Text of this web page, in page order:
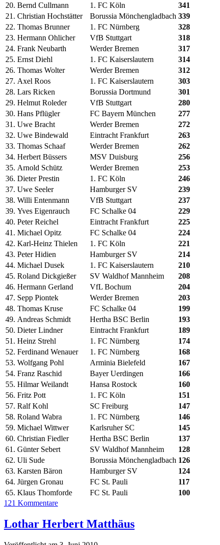
20. Bernd Cullmann 1. FC Köln
341
21. Christian Hochstätter Borussia Mönchengladbach 339
22. Thomas Brunner 1. FC Nürnberg
328
23. Hermann Ohlicher VfB Stuttgart
318
24. Frank Neubarth Werder Bremen
317
25. Ernst Diehl 1. FC Kaiserslautern
314
26. Thomas Wolter Werder Bremen
312
27. Axel Roos 1. FC Kaiserslautern
303
28. Lars Ricken Borussia Dortmund
301
29. Helmut Roleder VfB Stuttgart
280
30. Hans Pflügler FC Bayern München
277
31. Uwe Bracht Werder Bremen
272
32. Uwe Bindewald Eintracht Frankfurt
263
33. Thomas Schaaf Werder Bremen
262
34. Herbert Büssers MSV Duisburg
256
35. Arnold Schütz Werder Bremen
253
36. Dieter Prestin 1. FC Köln
246
37. Uwe Seeler Hamburger SV
239
38. Willi Entenmann VfB Stuttgart
237
39. Yves Eigenrauch FC Schalke 04
229
40. Peter Reichel Eintracht Frankfurt
225
41. Michael Opitz FC Schalke 04
224
42. Karl-Heinz Thielen 1. FC Köln
221
43. Peter Hidien Hamburger SV
214
44. Michael Dusek 1. FC Kaiserslautern
210
45. Roland Dickgießer SV Waldhof Mannheim
208
46. Hermann Gerland VfL Bochum
204
47. Sepp Piontek Werder Bremen
203
48. Thomas Kruse FC Schalke 04
199
49. Andreas Schmidt Hertha BSC Berlin
193
50. Dieter Lindner Eintracht Frankfurt
189
51. Heinz Strehl 1. FC Nürnberg
174
52. Ferdinand Wenauer 1. FC Nürnberg
168
53. Wolfgang Pohl Arminia Bielefeld
167
54. Franz Raschid Bayer Uerdingen
166
55. Hilmar Weilandt Hansa Rostock
160
56. Fritz Pott 1. FC Köln
151
57. Ralf Kohl SC Freiburg
147
58. Roland Wabra 1. FC Nürnberg
146
59. Michael Wittwer Karlsruher SC
145
60. Christian Fiedler Hertha BSC Berlin
137
61. Günter Sebert SV Waldhof Mannheim
128
62. Uli Sude Borussia Mönchengladbach 126
63. Karsten Bäron Hamburger SV
124
64. Jürgen Gronau FC St. Pauli
117
65. Klaus Thomforde FC St. Pauli
100
121 Kommentare
Lothar Herbert Matthäus